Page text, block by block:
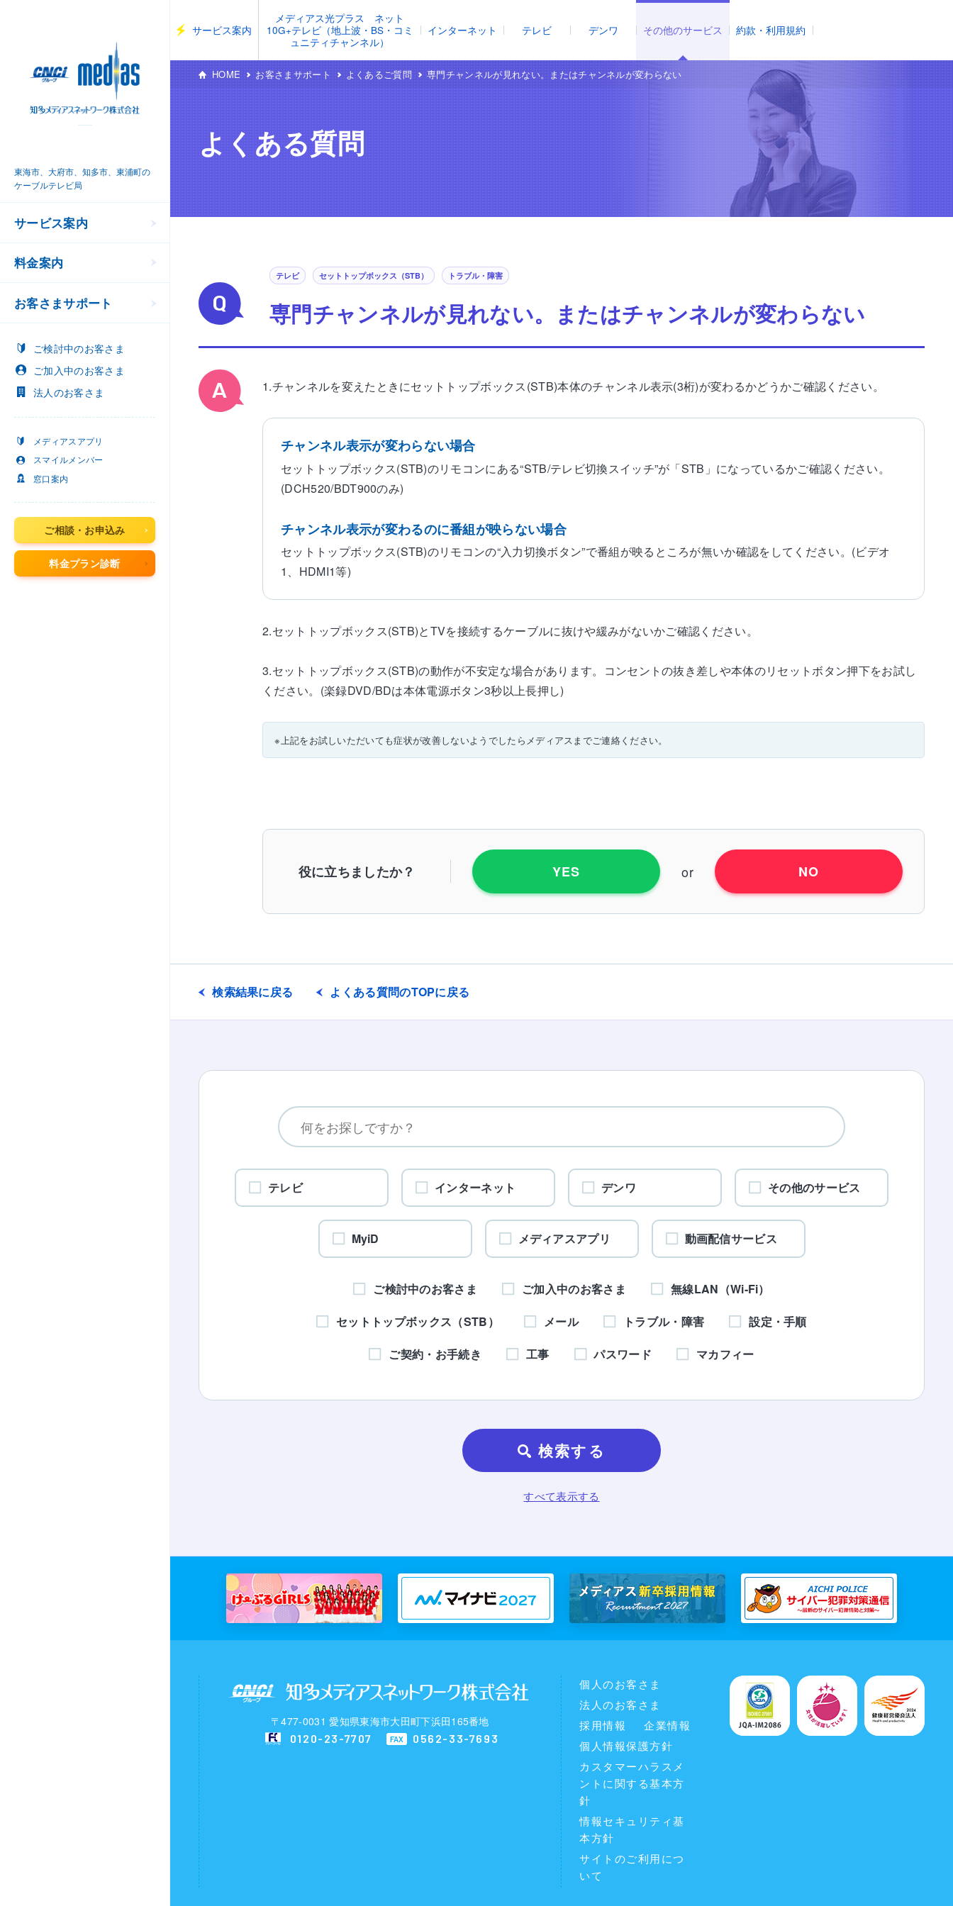
東海市、大府市、知多市、東浦町の
ケーブルテレビ局
サービス案内
料金案内
お客さまサポート
ご検討中のお客さま
ご加入中のお客さま
法人 のお客さま
メディアスアプリ
スマイルメンバー
窓口案内
ご相談・お申込み
料金プラン診断
サービス案内
メディアス光プラス ネット
10G+テレビ（地上波・BS・コミ
ュニティチャンネル）
インターネット テレビ デンワ その他のサービス 約款・利用規約
HOME お客さまサポート よくあるご質問 専門チャンネルが見れない。またはチャンネルが変わらない
よくある質問
テレビ セットトップボックス（STB） トラブル・障害
専門チャンネルが見れない。またはチャンネルが変わらない
1.チャンネルを変えたときにセットトップボックス(STB)本体のチャンネル表示(3桁)が変わるかどうかご確認ください。
チャンネル表示が変わらない場合
セットトップボックス(STB)のリモコンにある“STB/テレビ切換スイッチ”が「STB」になっているかご確認ください。
(DCH520/BDT900のみ)
チャンネル表示が変わるのに番組が映らない場合
セットトップボックス(STB)のリモコンの“入力切換ボタン”で番組が映るところが無いか確認をしてください。(ビデオ
1、HDMI1等)
2.セットトップボックス(STB)とTVを接続するケーブルに抜けや緩みがないかご確認ください。
3.セットトップボックス(STB)の動作が不安定な場合があります。コンセントの抜き差しや本体のリセットボタン押下をお試し
ください。(楽録DVD/BDは本体電源ボタン3秒以上長押し)
※上記をお試しいただいても症状が改善しないようでしたらメディアスまでご連絡ください。
役に立ちましたか？ YES or NO
検索結果に戻る よくある質問のTOPに戻る
テレビ インターネット デンワ その他のサービス
MyiD メディアスアプリ 動画配信サービス
ご検討中のお客さま ご加入中のお客さま
無線LAN（Wi-Fi）
セットトップボックス（STB）
メール トラブル・障害
設定・手順
ご契約・お手続き
工事 パスワード マカフィー
検索する
すべて表示する
〒477-0031 愛知県東海市大田町下浜田165番地
0120-23-7707 FAX 0562-33-7693
個人のお客さま
法人のお客さま
採用情報
企業情報
個人情報保護方針
カスタマーハラスメ
ントに関する基本方
針
情報セキュリティ基
本方針
サイトのご利用につ
いて